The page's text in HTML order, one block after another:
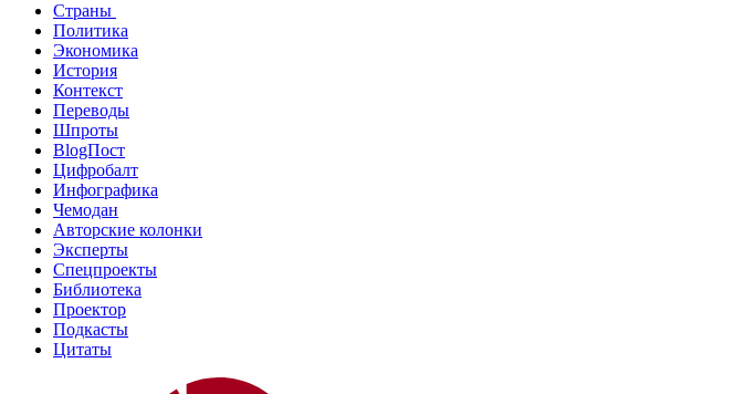
Страны
Политика
Экономика
История
Контекст
Переводы
Шпроты
BlogПост
Цифробалт
Инфографика
Чемодан
Авторские колонки
Эксперты
Спецпроекты
Библиотека
Проектор
Подкасты
Цитаты